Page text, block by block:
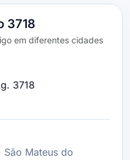
3718
em diferentes cidades
3718
São Mateus do